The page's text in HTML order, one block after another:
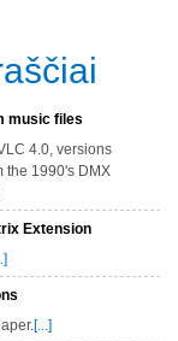
music files
4.0, versions
the 1990's DMX
Extension
[...]